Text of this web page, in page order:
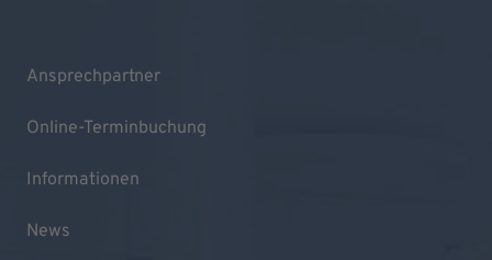
Ansprechpartner
Online-Terminbuchung
Informationen
News